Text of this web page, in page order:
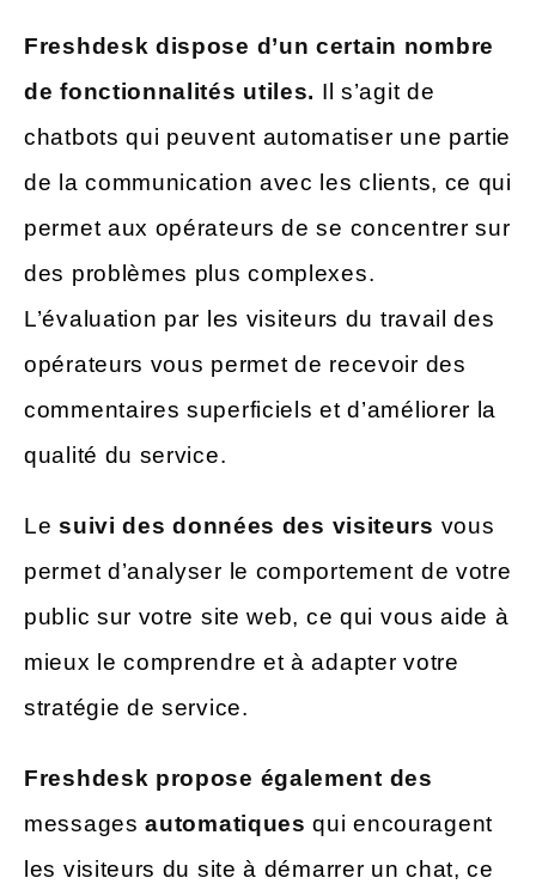
Freshdesk dispose d’un certain nombre
de fonctionnalités utiles. Il s’agit de
chatbots qui peuvent automatiser une partie
de la communication avec les clients, ce qui
permet aux opérateurs de se concentrer sur
des problèmes plus complexes.
L’évaluation par les visiteurs du travail des
opérateurs vous permet de recevoir des
commentaires superficiels et d’améliorer la
qualité du service.
Lesuivi des données des visiteurs vous
permet d’analyser le comportement de votre
public sur votre site web, ce qui vous aide à
mieux le comprendre et à adapter votre
stratégie de service.
Freshdesk propose également des
messagesautomatiques qui encouragent
les visiteurs du site à démarrer un chat, ce